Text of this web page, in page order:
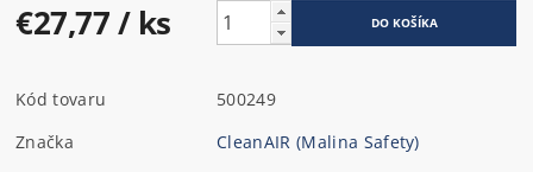
€27,77/ ks
Kód tovaru
500249
Značka
CleanAIR (Malina Safety)